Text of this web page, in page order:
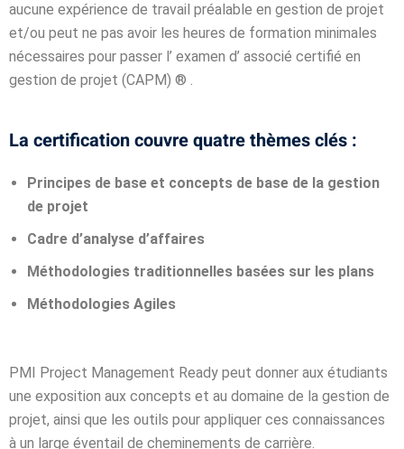
aucune expérience de travail préalable en gestion de projet
et/ou peut ne pas avoir les heures de formation minimales
nécessaires pour passer l’ examen d’ associé certifié en
gestion de projet (CAPM) ® .
La certification couvre quatre thèmes clés :
Principes de base et concepts de base de la gestion
de projet
Cadre d’analyse d’affaires
Méthodologies traditionnelles basées sur les plans
Méthodologies Agiles
PMI Project Management Ready peut donner aux étudiants
une exposition aux concepts et au domaine de la gestion de
projet, ainsi que les outils pour appliquer ces connaissances
à un large éventail de cheminements de carrière.